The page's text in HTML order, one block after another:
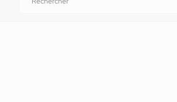
Annuelles, bisannuelles, vivaces